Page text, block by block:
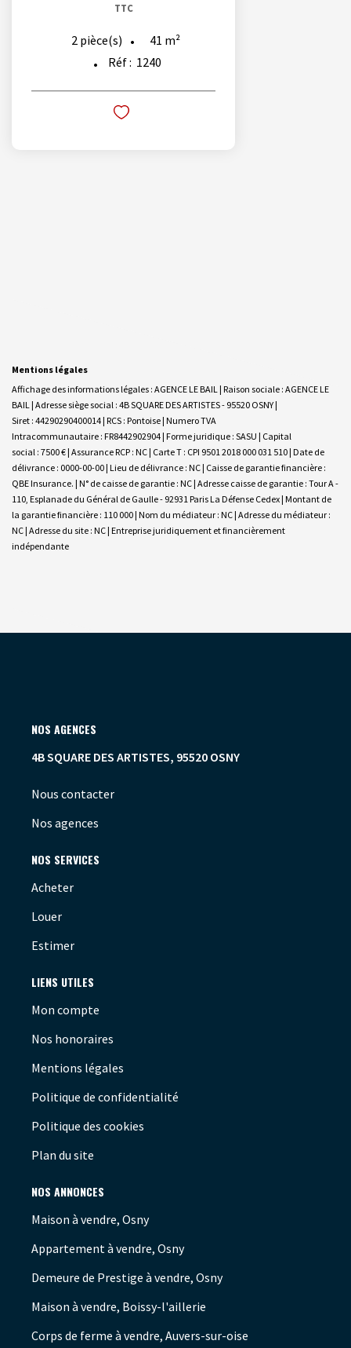
TTC
2 pièce(s) 41 m²
Réf : 1240
Mentions légales
Affichage des informations légales : AGENCE LE BAIL | Raison sociale : AGENCE LE
BAIL | Adresse siège social : 4B SQUARE DES ARTISTES - 95520 OSNY |
Siret : 44290290400014 | RCS : Pontoise | Numero TVA
Intracommunautaire : FR8442902904 | Forme juridique : SASU | Capital
social : 7500 € | Assurance RCP : NC | Carte T : CPI 9501 2018 000 031 510 | Date de
délivrance : 0000-00-00 | Lieu de délivrance : NC | Caisse de garantie financière :
QBE Insurance. | N° de caisse de garantie : NC | Adresse caisse de garantie : Tour A -
110, Esplanade du Général de Gaulle - 92931 Paris La Défense Cedex | Montant de
la garantie financière : 110 000 | Nom du médiateur : NC | Adresse du médiateur :
NC | Adresse du site : NC | Entreprise juridiquement et financièrement
indépendante
NOS AGENCES
4B SQUARE DES ARTISTES, 95520 OSNY
Nous contacter
Nos agences
NOS SERVICES
Acheter
Louer
Estimer
LIENS UTILES
Mon compte
Nos honoraires
Mentions légales
Politique de confidentialité
Politique des cookies
Plan du site
NOS ANNONCES
Maison à vendre, Osny
Appartement à vendre, Osny
Demeure de Prestige à vendre, Osny
Maison à vendre, Boissy-l'aillerie
Corps de ferme à vendre, Auvers-sur-oise